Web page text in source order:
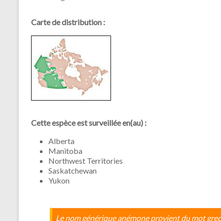
Carte de distribution :
Cette espèce est surveillée en(au) :
Alberta
Manitoba
Northwest Territories
Saskatchewan
Yukon
Le nom générique anémone provient du mot